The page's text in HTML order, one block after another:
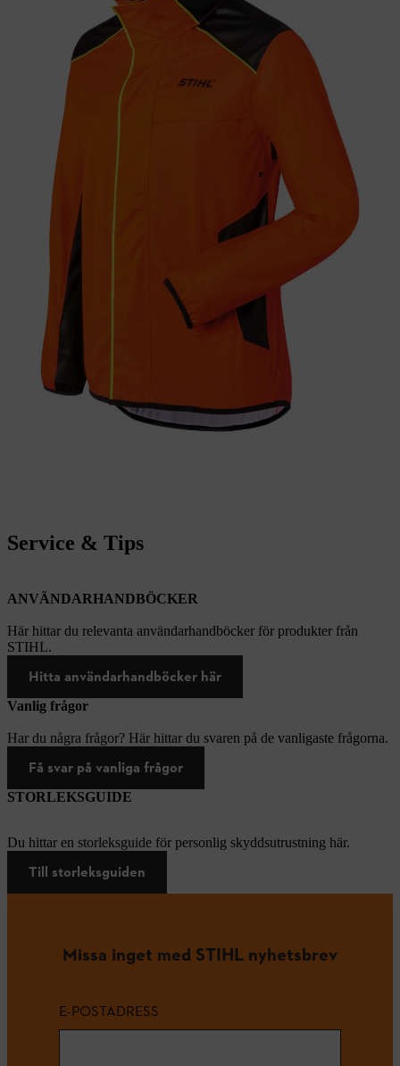
Service & Tips
ANVÄNDARHANDBÖCKER
Här hittar du relevanta användarhandböcker för produkter från
STIHL.
Hitta användarhandböcker här
Vanlig frågor
Har du några frågor? Här hittar du svaren på de vanligaste frågorna.
Få svar på vanliga frågor
STORLEKSGUIDE
Du hittar en storleksguide för personlig skyddsutrustning här.
Till storleksguiden
Missa inget med STIHL nyhetsbrev
E-POSTADRESS